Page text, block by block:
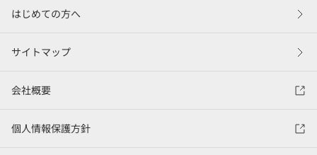
はじめての方へ
サイトマップ
会社概要
個人情報保護方針